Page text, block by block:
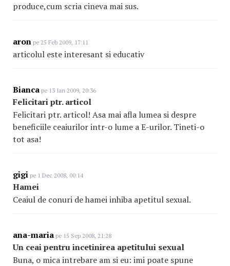
produce,cum scria cineva mai sus.
aron pe 25 Feb 2009, 17:11
articolul este interesant si educativ
Bianca pe 13 Ian 2009, 20:36
Felicitari ptr. articol
Felicitari ptr. articol! Asa mai afla lumea si despre
beneficiile ceaiurilor intr-o lume a E-urilor. Tineti-o
tot asa!
gigi pe 1 Dec 2008, 00:14
Hamei
Ceaiul de conuri de hamei inhiba apetitul sexual.
ana-maria pe 15 Sep 2008, 21:28
Un ceai pentru incetinirea apetitului sexual
Buna, o mica intrebare am si eu: imi poate spune